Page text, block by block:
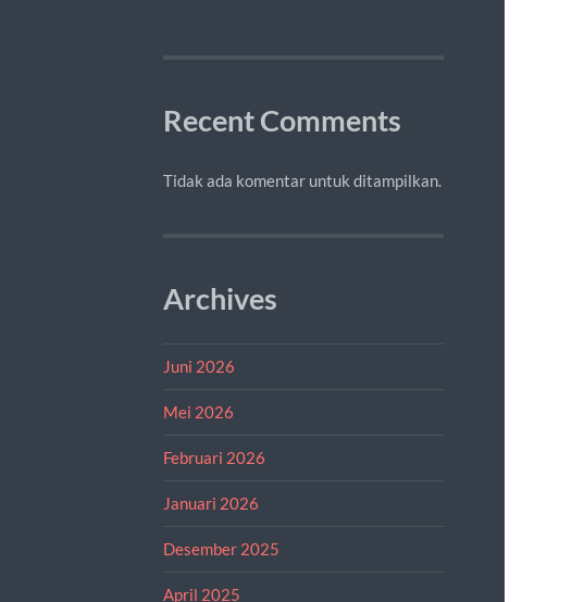
Recent Comments
Tidak ada komentar untuk ditampilkan.
Archives
Juni 2026
Mei 2026
Februari 2026
Januari 2026
Desember 2025
April 2025